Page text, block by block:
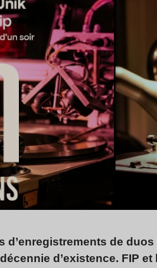
d’enregistrements de
d’existence. FIP